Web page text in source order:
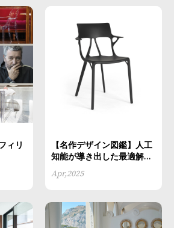
ィリ
【名作デザイン図鑑】人工
知能が導き出した最適解の
椅子 「エーアイ｜A.I.」
Apr,2025